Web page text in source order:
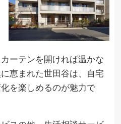
ーテンを開ければ温かな
恵まれた世田谷は、自宅
を楽しめるのが魅力で